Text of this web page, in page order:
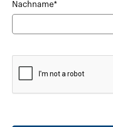
Nachname*